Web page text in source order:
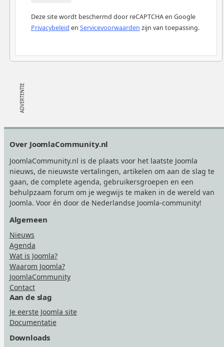
Deze site wordt beschermd door reCAPTCHA en Google
Privacybeleid en Servicevoorwaarden zijn van toepassing.
Over JoomlaCommunity.nl
JoomlaCommunity.nl is de plaats voor het laatste Joomla
nieuws, de nieuwste vertalingen, artikelen om aan de slag te
gaan, de complete agenda, gebruikersgroepen en een
behulpzaam forum om je wegwijs te maken in de wereld van
Joomla. Voor én door de Nederlandse Joomla-community!
Algemeen
Nieuws
Agenda
Wat is Joomla?
Waarom Joomla?
JoomlaCommunity
Contact
Aan de slag
Je eerste Joomla site
Documentatie
Downloads